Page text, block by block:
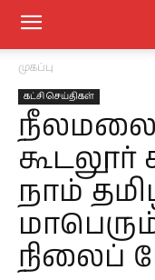
முகப்பு
கட்சி செய்திகள்
நீலமலை
கூடலூர்
நாம்
நிலைப்